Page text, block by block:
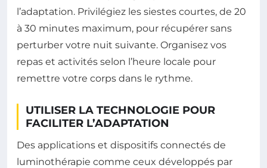
l’adaptation. Privilégiez les siestes courtes, de 20
à 30 minutes maximum, pour récupérer sans
perturber votre nuit suivante. Organisez vos
repas et activités selon l’heure locale pour
remettre votre corps dans le rythme.
UTILISER LA TECHNOLOGIE POUR
FACILITER L’ADAPTATION
Des applications et dispositifs connectés de
luminothérapie comme ceux développés par